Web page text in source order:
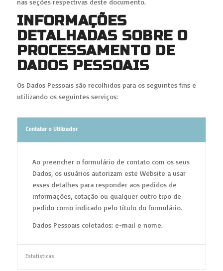
nas seções respectivas deste documento.
INFORMAÇÕES
DETALHADAS SOBRE O
PROCESSAMENTO DE
DADOS PESSOAIS
Os Dados Pessoais são recolhidos para os seguintes fins e
utilizando os seguintes serviços:
Contatar o Utilizador
Ao preencher o formulário de contato com os seus
Dados, os usuários autorizam este Website a usar
esses detalhes para responder aos pedidos de
informações, cotação ou qualquer outro tipo de
pedido como indicado pelo título do formulário.
Dados Pessoais coletados: e-mail e nome.
Estatísticas